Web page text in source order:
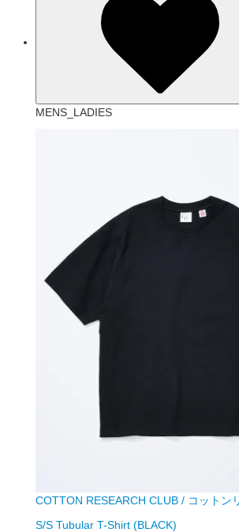
MENS_LADIES
COTTON RESEARCH CLUB / コットン
S/S Tubular T-Shirt (BLACK)